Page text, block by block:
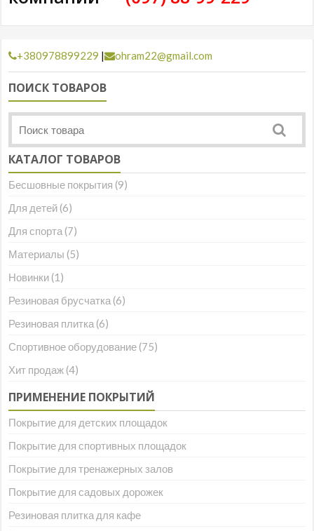
+380978899229 | ohram22@gmail.com
ПОИСК ТОВАРОВ
КАТАЛОГ ТОВАРОВ
Бесшовные покрытия (9)
Для детей (6)
Для спорта (7)
Материалы (5)
Новинки (1)
Резиновая брусчатка (6)
Резиновая плитка (6)
Спортивное оборудование (75)
Хит продаж (4)
ПРИМЕНЕНИЕ ПОКРЫТИЙ
Покрытие для детских площадок
Покрытие для спортивных площадок
Покрытие для тренажерных залов
Покрытие для садовых дорожек
Резиновая плитка для кафе